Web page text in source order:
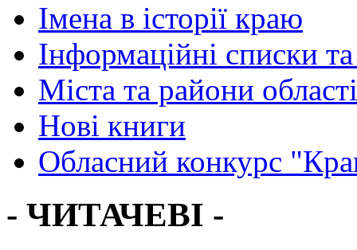
Імена в історії краю
Інформаційні списки
Міста та райони області
Нові книги
Обласний конкурс
- ЧИТАЧЕВІ -